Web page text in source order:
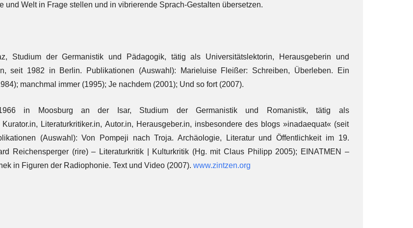
und Welt in Frage stellen und in vibrierende Sprach-Gestalten übersetzen.
Studium der Germanistik und Pädagogik, tätig als Universitätslektorin, Herausgeberin und
seit 1982 in Berlin. Publikationen (Auswahl): Marieluise Fleißer: Schreiben, Überleben. Ein
manchmal immer (1995); Je nachdem (2001); Und so fort (2007).
in Moosburg an der Isar, Studium der Germanistik und Romanistik, tätig als
Kurator.in, Literaturkritiker.in, Autor.in, Herausgeber.in, insbesondere des blogs »inadaequat« (seit
(Auswahl): Von Pompeji nach Troja. Archäologie, Literatur und Öffentlichkeit im 19.
Reichensperger (rire) – Literaturkritik | Kulturkritik (Hg. mit Claus Philipp 2005); EINATMEN –
in Figuren der Radiophonie. Text und Video (2007).www.zintzen.org